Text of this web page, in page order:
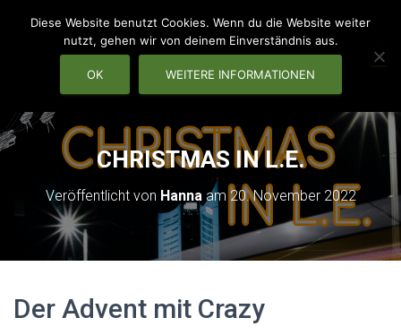
CHRISTMAS IN L.E.
Veröffentlicht von Hannaam 20. November 2022
Der Advent mit Crazy
Diese Website benutzt Cookies. Wenn du die Website weiter
nutzt, gehen wir von deinem Einverständnis aus.
OK WEITERE INFORMATIONEN